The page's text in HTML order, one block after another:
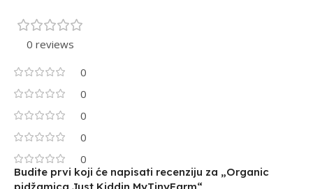
0 reviews
0
0
0
0
0
Budite prvi koji će napisati recenziju za „Organic